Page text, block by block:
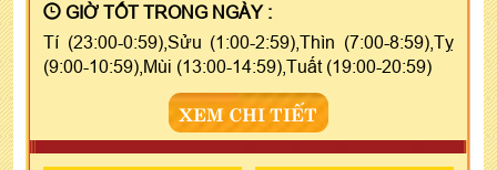
GIỜ TỐT TRONG NGÀY :
Tí (23:00-0:59),Sửu (1:00-2:59),Thìn (7:00-8:59),Tỵ
(9:00-10:59),Mùi (13:00-14:59),Tuất (19:00-20:59)
XEM CHI TIẾT